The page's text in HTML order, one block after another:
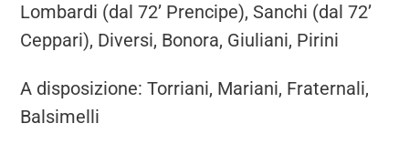
Lombardi (dal 72’ Prencipe), Sanchi (dal 72’
Ceppari), Diversi, Bonora, Giuliani, Pirini
A disposizione: Torriani, Mariani, Fraternali,
Balsimelli